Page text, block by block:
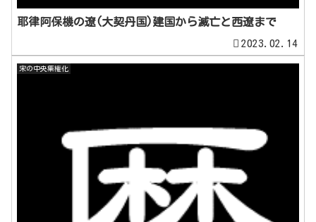
耶律阿保機の遼(大契丹国)建国から滅亡と西遼まで
2023.02.14
宋の中央集権化